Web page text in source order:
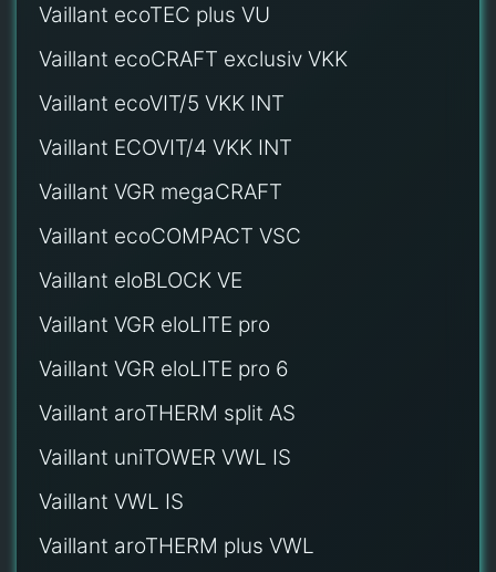
Vaillant ecoTEC plus VU
Vaillant ecoCRAFT exclusiv VKK
Vaillant ecoVIT/5 VKK INT
Vaillant ECOVIT/4 VKK INT
Vaillant VGR megaCRAFT
Vaillant ecoCOMPACT VSC
Vaillant eloBLOCK VE
Vaillant VGR eloLITE pro
Vaillant VGR eloLITE pro 6
Vaillant aroTHERM split AS
Vaillant uniTOWER VWL IS
Vaillant VWL IS
Vaillant aroTHERM plus VWL